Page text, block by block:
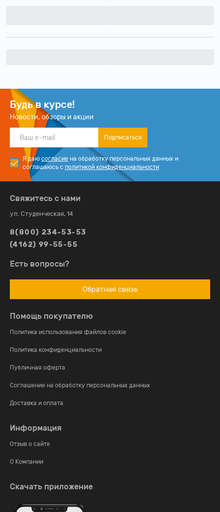
Будь в курсе!
Новости, обзоры и акции
Подписаться
Я даю согласие на обработку персональных данных и
соглашаюсь с политикой конфиденциальности
Помощь покупателю
Политика использования файлов cookie
Политика конфиденциальности
Публичная оферта
Соглашение на обработку персональных данных
Доставка и оплата
Информация
Отзыв о сайте
О Компании
Свяжитесь с нами
ул. Студенческая, 14
8(800) 234-53-53
(4162) 99-55-55
Есть вопросы?
Обратная связь
Скачать приложение